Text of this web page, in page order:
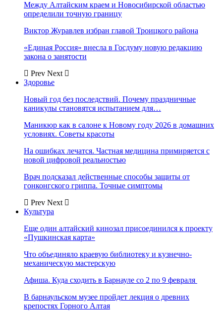
Между Алтайским краем и Новосибирской областью
определили точную границу
Виктор Журавлев избран главой Троицкого района
«Единая Россия» внесла в Госдуму новую редакцию
закона о занятости
Prev Next
Здоровье
Новый год без последствий. Почему праздничные
каникулы становятся испытанием для…
Маникюр как в салоне к Новому году 2026 в домашних
условиях. Советы красоты
На ошибках лечатся. Частная медицина примиряется с
новой цифровой реальностью
Врач подсказал действенные способы защиты от
гонконгского гриппа. Точные симптомы
Prev Next
Культура
Еще один алтайский кинозал присоединился к проекту
«Пушкинская карта»
Что объединяло краевую библиотеку и кузнечно-
механическую мастерскую
Афиша. Куда сходить в Барнауле со 2 по 9 февраля
В барнаульском музее пройдет лекция о древних
крепостях Горного Алтая